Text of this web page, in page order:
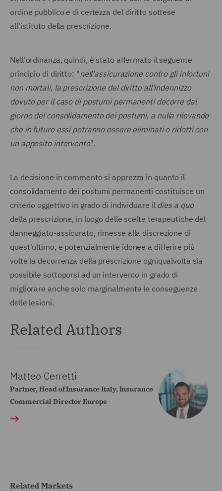
ordine pubblico e di certezza del diritto sottese
all'istituto della prescrizione.
Nell'ordinanza, quindi, è stato affermato il seguente
principio di diritto: "nell'assicurazione contro gli infortuni
non mortali, la prescrizione del diritto all'indennizzo
dovuto per il caso di postumi permanenti decorre dal
giorno del consolidamento dei postumi, a nulla rilevando
che in futuro essi potranno essere eliminati o ridotti con
un apposito intervento".
La decisione in commento si apprezza in quanto il
consolidamento dei postumi permanenti costituisce un
criterio oggettivo in grado di individuare il dies a quo
della prescrizione, in luogo delle scelte terapeutiche del
danneggiato-assicurato, rimesse alla discrezione di
quest'ultimo, e potenzialmente idonee a differire più
volte la decorrenza della prescrizione ogniqualvolta sia
possibile sottoporsi ad un intervento in grado di
migliorare anche solo marginalmente le conseguenze
delle lesioni.
Related Authors
Matteo Cerretti
Partner, Head of Insurance Italy, Insurance
Commercial Director Europe
Related Markets